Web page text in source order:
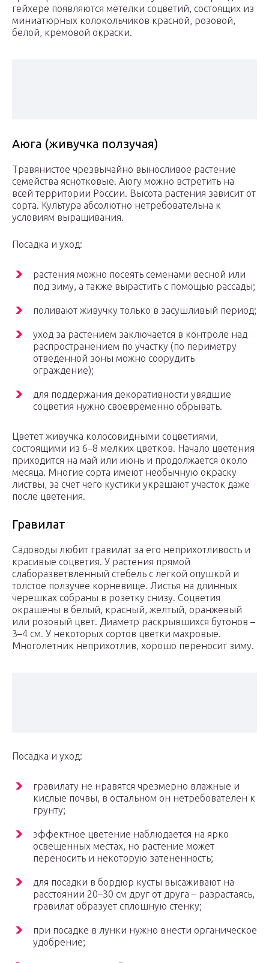
гейхере появляются метелки соцветий, состоящих из
миниатюрных колокольчиков красной, розовой,
белой, кремовой окраски.
Аюга (живучка ползучая)
Травянистое чрезвычайно выносливое растение
семейства яснотковые. Аюгу можно встретить на
всей территории России. Высота растения зависит от
сорта. Культура абсолютно нетребовательна к
условиям выращивания.
Посадка и уход:
растения можно посеять семенами весной или
под зиму, а также вырастить с помощью рассады;
поливают живучку только в засушливый период;
уход за растением заключается в контроле над
распространением по участку (по периметру
отведенной зоны можно соорудить
ограждение);
для поддержания декоративности увядшие
соцветия нужно своевременно обрывать.
Цветет живучка колосовидными соцветиями,
состоящими из 6–8 мелких цветков. Начало цветения
приходится на май или июнь и продолжается около
месяца. Многие сорта имеют необычную окраску
листвы, за счет чего кустики украшают участок даже
после цветения.
Гравилат
Садоводы любит гравилат за его неприхотливость и
красивые соцветия. У растения прямой
слаборазветвленный стебель с легкой опушкой и
толстое ползучее корневище. Листья на длинных
черешках собраны в розетку снизу. Соцветия
окрашены в белый, красный, желтый, оранжевый
или розовый цвет. Диаметр раскрывшихся бутонов –
3–4 см. У некоторых сортов цветки махровые.
Многолетник неприхотлив, хорошо переносит зиму.
Посадка и уход:
гравилату не нравятся чрезмерно влажные и
кислые почвы, в остальном он нетребователен к
грунту;
эффектное цветение наблюдается на ярко
освещенных местах, но растение может
переносить и некоторую затененность;
для посадки в бордюр кусты высаживают на
расстоянии 20–30 см друг от друга – разрастаясь,
гравилат образует сплошную стенку;
при посадке в лунки нужно внести органическое
удобрение;